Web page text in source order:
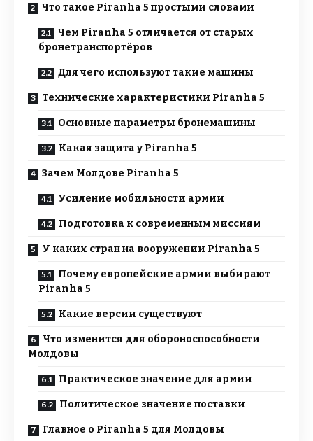
Что такое Piranha 5 простыми словами
Чем Piranha 5 отличается от старых
бронетранспортёров
Для чего используют такие машины
Технические характеристики Piranha 5
Основные параметры бронемашины
Какая защита у Piranha 5
Зачем Молдове Piranha 5
Усиление мобильности армии
Подготовка к современным миссиям
У каких стран на вооружении Piranha 5
Почему европейские армии выбирают
Piranha 5
Какие версии существуют
Что изменится для обороноспособности
Молдовы
Практическое значение для армии
Политическое значение поставки
Главное о Piranha 5 для Молдовы